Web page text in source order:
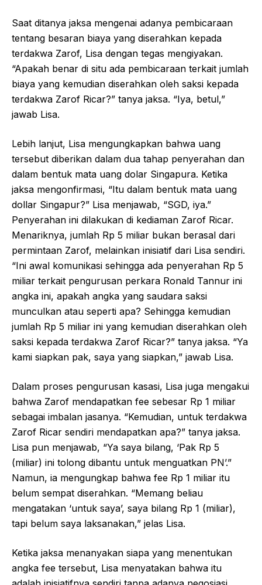
Saat ditanya jaksa mengenai adanya pembicaraan
tentang besaran biaya yang diserahkan kepada
terdakwa Zarof, Lisa dengan tegas mengiyakan.
“Apakah benar di situ ada pembicaraan terkait jumlah
biaya yang kemudian diserahkan oleh saksi kepada
terdakwa Zarof Ricar?” tanya jaksa. “Iya, betul,”
jawab Lisa.
Lebih lanjut, Lisa mengungkapkan bahwa uang
tersebut diberikan dalam dua tahap penyerahan dan
dalam bentuk mata uang dolar Singapura. Ketika
jaksa mengonfirmasi, “Itu dalam bentuk mata uang
dollar Singapur?” Lisa menjawab, “SGD, iya.”
Penyerahan ini dilakukan di kediaman Zarof Ricar.
Menariknya, jumlah Rp 5 miliar bukan berasal dari
permintaan Zarof, melainkan inisiatif dari Lisa sendiri.
“Ini awal komunikasi sehingga ada penyerahan Rp 5
miliar terkait pengurusan perkara Ronald Tannur ini
angka ini, apakah angka yang saudara saksi
munculkan atau seperti apa? Sehingga kemudian
jumlah Rp 5 miliar ini yang kemudian diserahkan oleh
saksi kepada terdakwa Zarof Ricar?” tanya jaksa. “Ya
kami siapkan pak, saya yang siapkan,” jawab Lisa.
Dalam proses pengurusan kasasi, Lisa juga mengakui
bahwa Zarof mendapatkan fee sebesar Rp 1 miliar
sebagai imbalan jasanya. “Kemudian, untuk terdakwa
Zarof Ricar sendiri mendapatkan apa?” tanya jaksa.
Lisa pun menjawab, “Ya saya bilang, ‘Pak Rp 5
(miliar) ini tolong dibantu untuk menguatkan PN’.”
Namun, ia mengungkap bahwa fee Rp 1 miliar itu
belum sempat diserahkan. “Memang beliau
mengatakan ‘untuk saya’, saya bilang Rp 1 (miliar),
tapi belum saya laksanakan,” jelas Lisa.
Ketika jaksa menanyakan siapa yang menentukan
angka fee tersebut, Lisa menyatakan bahwa itu